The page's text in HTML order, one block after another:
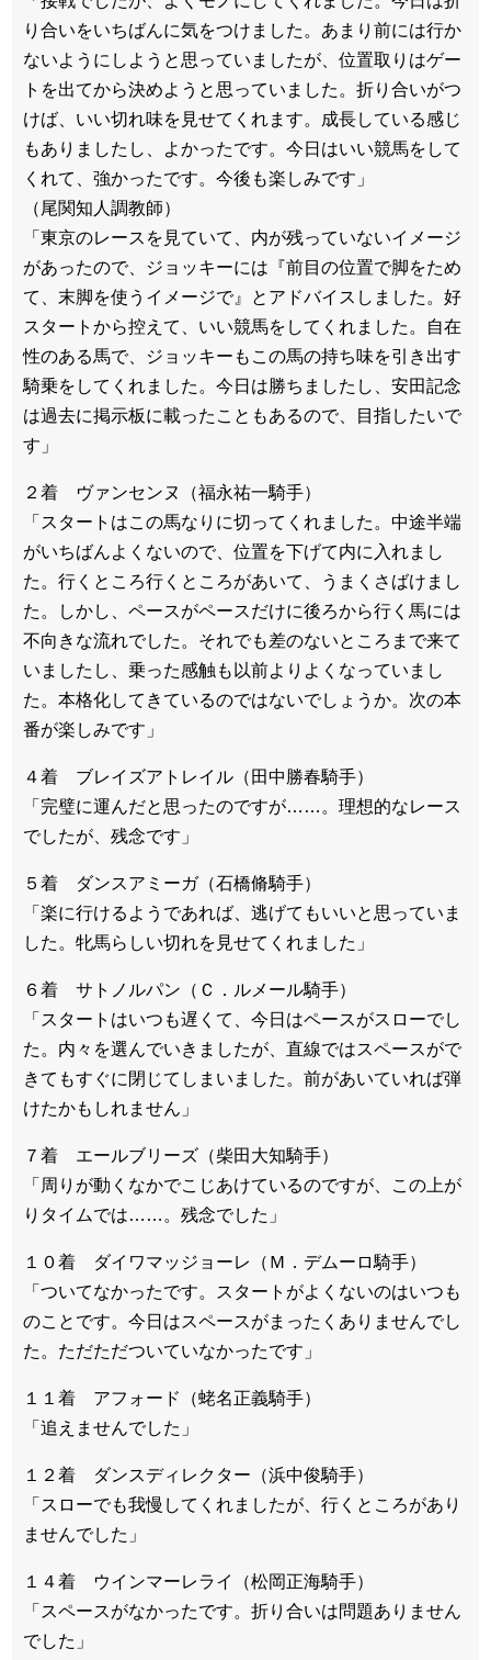
り合いをいちばんに気をつけました。あまり前には行か
ないようにしようと思っていましたが、位置取りはゲー
トを出てから決めようと思っていました。折り合いがつ
けば、いい切れ味を見せてくれます。成長している感じ
もありましたし、よかったです。今日はいい競馬をして
くれて、強かったです。今後も楽しみです」
（尾関知人調教師）
「東京のレースを見ていて、内が残っていないイメージ
があったので、ジョッキーには『前目の位置で脚をため
て、末脚を使うイメージで』とアドバイスしました。好
スタートから控えて、いい競馬をしてくれました。自在
性のある馬で、ジョッキーもこの馬の持ち味を引き出す
騎乗をしてくれました。今日は勝ちましたし、安田記念
は過去に掲示板に載ったこともあるので、目指したいで
す」
２着 ヴァンセンヌ（福永祐一騎手）
「スタートはこの馬なりに切ってくれました。中途半端
がいちばんよくないので、位置を下げて内に入れまし
た。行くところ行くところがあいて、うまくさばけまし
た。しかし、ペースがペースだけに後ろから行く馬には
不向きな流れでした。それでも差のないところまで来て
いましたし、乗った感触も以前よりよくなっていまし
た。本格化してきているのではないでしょうか。次の本
番が楽しみです」
４着 ブレイズアトレイル（田中勝春騎手）
「完璧に運んだと思ったのですが……。理想的なレース
でしたが、残念です」
５着 ダンスアミーガ（石橋脩騎手）
「楽に行けるようであれば、逃げてもいいと思っていま
した。牝馬らしい切れを見せてくれました」
６着 サトノルパン（Ｃ．ルメール騎手）
「スタートはいつも遅くて、今日はペースがスローでし
た。内々を選んでいきましたが、直線ではスペースがで
きてもすぐに閉じてしまいました。前があいていれば弾
けたかもしれません」
７着 エールブリーズ（柴田大知騎手）
「周りが動くなかでこじあけているのですが、この上が
りタイムでは……。残念でした」
１０着 ダイワマッジョーレ（Ｍ．デムーロ騎手）
「ついてなかったです。スタートがよくないのはいつも
のことです。今日はスペースがまったくありませんでし
た。ただただついていなかったです」
１１着 アフォード（蛯名正義騎手）
「追えませんでした」
１２着 ダンスディレクター（浜中俊騎手）
「スローでも我慢してくれましたが、行くところがあり
ませんでした」
１４着 ウインマーレライ（松岡正海騎手）
「スペースがなかったです。折り合いは問題ありません
でした」